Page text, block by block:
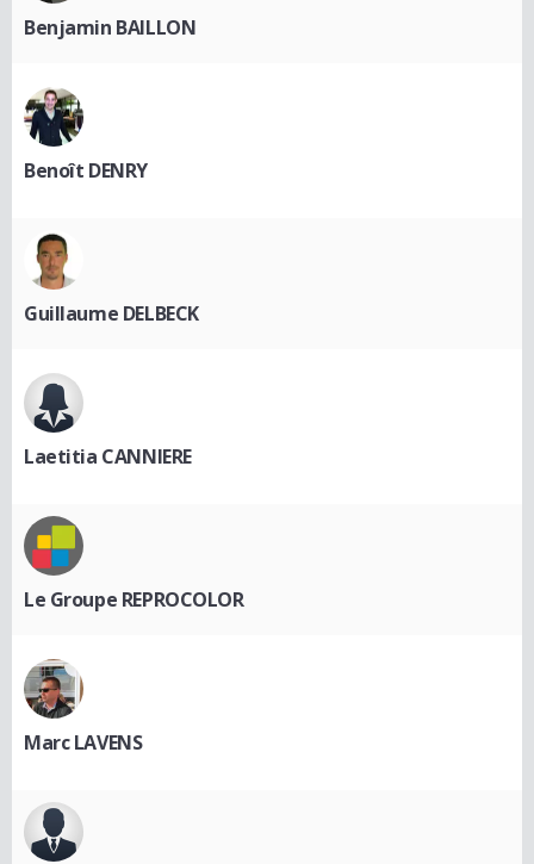
Benjamin BAILLON
Benoît DENRY
Guillaume DELBECK
Laetitia CANNIERE
Le Groupe REPROCOLOR
Marc LAVENS